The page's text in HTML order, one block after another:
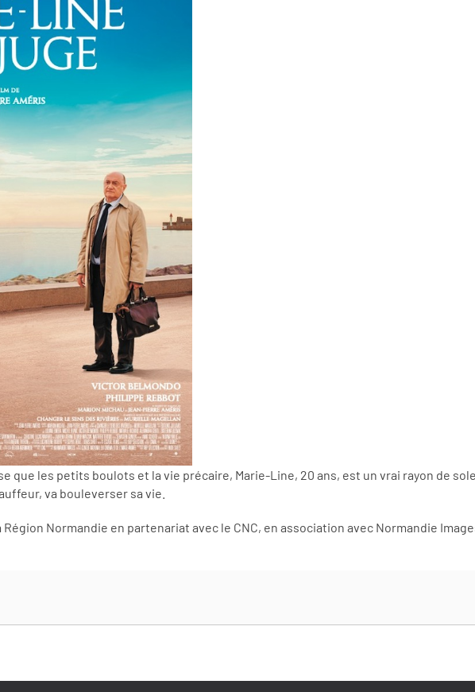
que les petits boulots et la vie précaire, Marie-Line, 20 ans, est un vrai rayon de
va bouleverser sa vie.
Normandie en partenariat avec le CNC, en association avec Normandie